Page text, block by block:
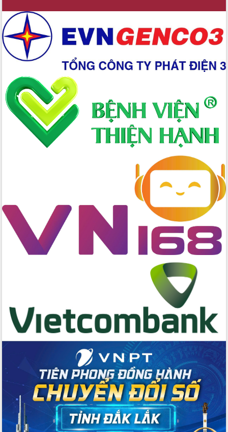
Xây dựng nền hành chính số đồng
hành cùng nông dân dân, doanh nghiệp
Giai đoạn 2026-2030, Đắk Lắk phấn
đấu có 77% xã đạt chuẩn nông thôn
mới
Chuyển đổi số 'mở đường' cho nông
nghiệp Đắk Lắk tăng trưởng bứt phá
Triển khai đồng bộ đo đạc, lập hồ sơ
địa chính, hoàn thiện cơ sở dữ liệu đất
đai
Ứng dụng sinh trắc học - Bước tiến
trong hành trình chuyển đổi số tại Đắk
Tập huấn nâng cao năng lực triển khai
chuyển đổi số cho cán bộ, công chức
cấp xã
Đắk Lắk phát động hưởng ứng Ngày
Quyền của người tiêu dùng Việt Nam
Tổ chức trang trọng Lễ hội Đền thờ
Lương Văn Chánh năm 2026
Phó Bí thư Tỉnh ủy Đắk Lắk Đỗ Hữu
Bệnh án điện tử thúc đẩy chuyển đổi
số y tế tại Đắk Lắk
Chuyển đổi số thư viện: Mở rộng
không gian tri thức trong thời đại số
Đánh giá, rút kinh nghiệm công tác tổ
chức diễn tập trước ngày bầu cử